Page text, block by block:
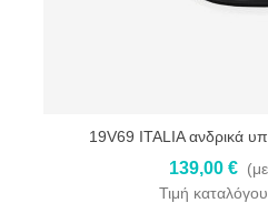
19V69 ITALIA ανδρικά
139,00 €
Τιμή καταλόγου